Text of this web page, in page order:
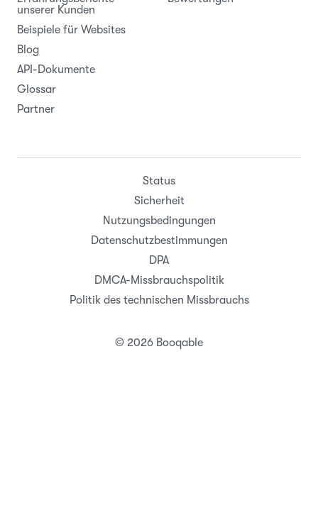
unserer Kunden
Beispiele für Websites
Blog
API-Dokumente
Glossar
Partner
© 2026 Booqable
Status
Sicherheit
Nutzungsbedingungen
Datenschutzbestimmungen
DPA
DMCA-Missbrauchspolitik
Politik des technischen Missbrauchs